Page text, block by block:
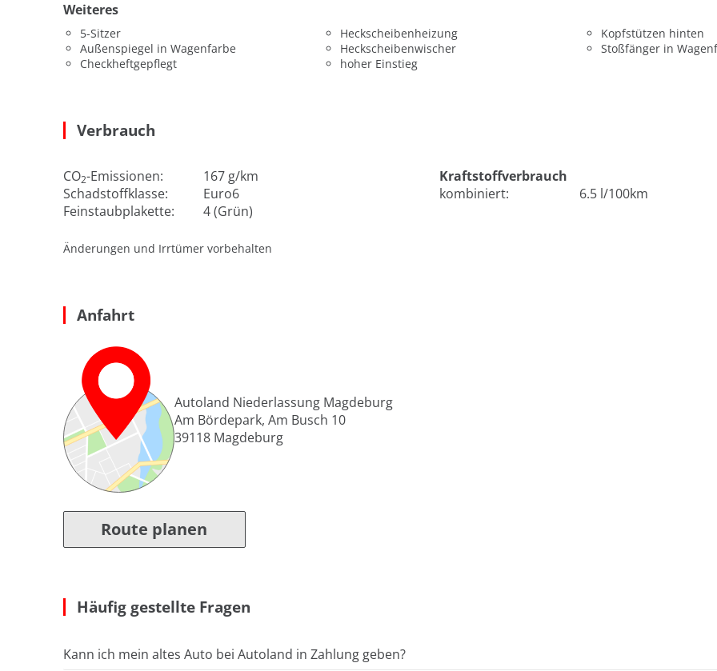
Weiteres
5-Sitzer
Außenspiegel in Wagenfarbe
Checkheftgepflegt
Heckscheibenheizung
Heckscheibenwischer
hoher Einstieg
Kopfstützen hinten
Stoßfänger in
Verbrauch
CO2-Emissionen:
167 g/km
Schadstoffklasse:
Euro6
Feinstaubplakette:
4 (Grün)
Kraftstoffverbrauch
kombiniert:
6.5 l/100km
Änderungen und Irrtümer vorbehalten
Anfahrt
Autoland Niederlassung Magdeburg
Am Bördepark, Am Busch 10
39118 Magdeburg
Route planen
Häufig gestellte Fragen
Kann ich mein altes Auto bei Autoland in Zahlung geben?